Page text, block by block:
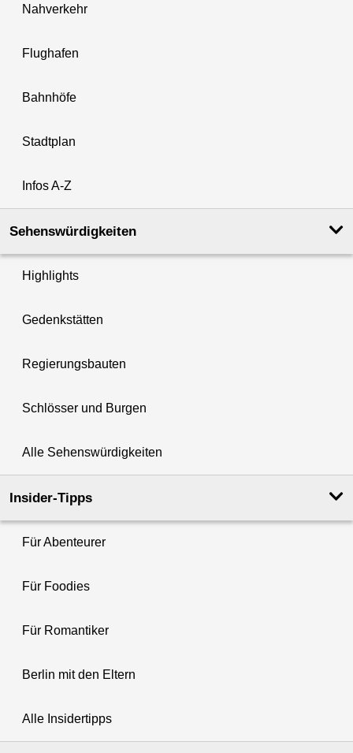
Nahverkehr
Flughafen
Bahnhöfe
Stadtplan
Infos A-Z
Sehenswürdigkeiten
Highlights
Gedenkstätten
Regierungsbauten
Schlösser und Burgen
Alle Sehenswürdigkeiten
Insider-Tipps
Für Abenteurer
Für Foodies
Für Romantiker
Berlin mit den Eltern
Alle Insidertipps